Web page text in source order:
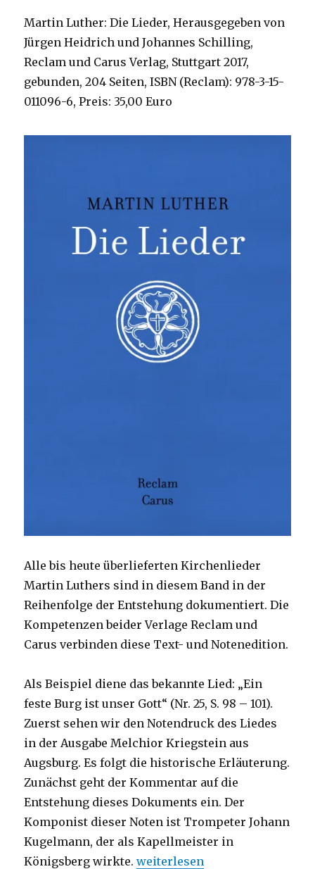
Martin Luther: Die Lieder, Herausgegeben von
Jürgen Heidrich und Johannes Schilling,
Reclam und Carus Verlag, Stuttgart 2017,
gebunden, 204 Seiten, ISBN (Reclam): 978-3-15-
011096-6, Preis: 35,00 Euro
Alle bis heute überlieferten Kirchenlieder
Martin Luthers sind in diesem Band in der
Reihenfolge der Entstehung dokumentiert. Die
Kompetenzen beider Verlage Reclam und
Carus verbinden diese Text- und Notenedition.
Als Beispiel diene das bekannte Lied: „Ein
feste Burg ist unser Gott“ (Nr. 25, S. 98 – 101).
Zuerst sehen wir den Notendruck des Liedes
in der Ausgabe Melchior Kriegstein aus
Augsburg. Es folgt die historische Erläuterung.
Zunächst geht der Kommentar auf die
Entstehung dieses Dokuments ein. Der
Komponist dieser Noten ist Trompeter Johann
Kugelmann, der als Kapellmeister in
Königsberg wirkte.„Luthers Lieder –
weiterlesen